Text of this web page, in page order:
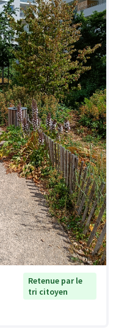
Retenue par le
tri citoyen